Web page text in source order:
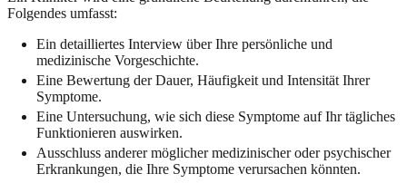
Folgendes umfasst:
Ein detailliertes Interview über Ihre persönliche und
medizinische Vorgeschichte.
Eine Bewertung der Dauer, Häufigkeit und Intensität Ihrer
Symptome.
Eine Untersuchung, wie sich diese Symptome auf Ihr tägliches
Funktionieren auswirken.
Ausschluss anderer möglicher medizinischer oder psychischer
Erkrankungen, die Ihre Symptome verursachen könnten.